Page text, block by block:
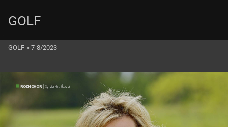
ROZHOVOR | Sylvia Hrušková
GOLF
GOLF » 7-8/2023